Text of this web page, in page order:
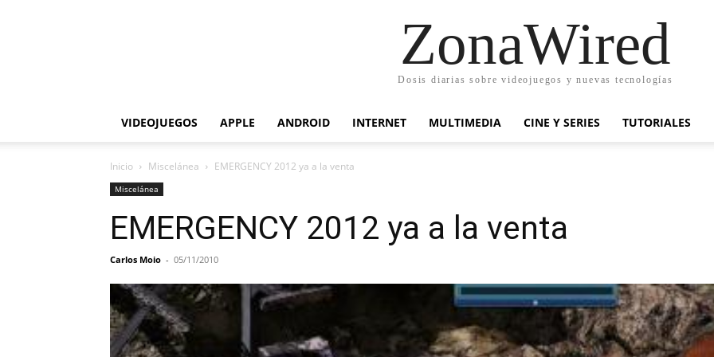
ZonaWired
Dosis diarias sobre videojuegos y nuevas tecnologías
VIDEOJUEGOS APPLE ANDROID INTERNET MULTIMEDIA CINE Y SERIES TUTORIALES
Inicio Miscelánea EMERGENCY 2012 ya a la venta
Miscelánea
EMERGENCY 2012 ya a la venta
Carlos Moio - 05/11/2010